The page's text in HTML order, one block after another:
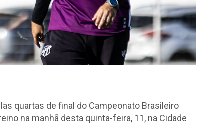
quartas de final do Campeonato Brasileiro
na manhã desta quinta-feira, 11, na Cidade